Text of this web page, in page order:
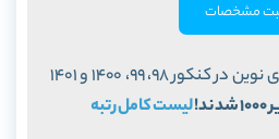
مشخصات
98، 99، 1400 و 1401
لیست کامل رتبه